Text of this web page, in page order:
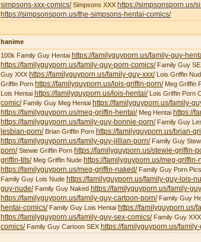
simpsons-xxx-comics/Simpsons XXX https://simpsonsporn.us/
https://simpsonsporn.us/the-simpsons-hentai-comics/
hanime
100k Family Guy Hentai https://familyguyporn.us/family-guy-
https://familyguyporn.us/family-guy-porn-comics/Family Guy
Guy XXX https://familyguyporn.us/family-guy-xxx/Lois Griffin
Griffin Porn https://familyguyporn.us/lois-griffin-porn/Meg Griffin
Lois Hentai https://familyguyporn.us/lois-hentai/Lois Griffin Porn
comic/Family Guy Meg Hentai https://familyguyporn.us/family-
https://familyguyporn.us/meg-griffin-hentai/Meg Hentai https://
https://familyguyporn.us/family-guy-bonnie-porn/Family Guy
lesbian-porn/Brian Griffin Porn https://familyguyporn.us/brian-
https://familyguyporn.us/family-guy-jillian-porn/Family Guy
porn/Stewie Griffin Porn https://familyguyporn.us/stewie-griffin-
griffin-tits/Meg Griffin Nude https://familyguyporn.us/meg-griffin-
https://familyguyporn.us/meg-griffin-naked/Family Guy Porn Pics
Family Guy Lois Nude https://familyguyporn.us/family-guy-lois-
guy-nude/Family Guy Naked https://familyguyporn.us/family-
https://familyguyporn.us/family-guy-cartoon-porn/Family Guy
hentai-comics/Family Guy Lois Hentai https://familyguyporn.us/
https://familyguyporn.us/family-guy-sex-comics/Family Guy
comics/Family Guy Cartoon SEX https://familyguyporn.us/